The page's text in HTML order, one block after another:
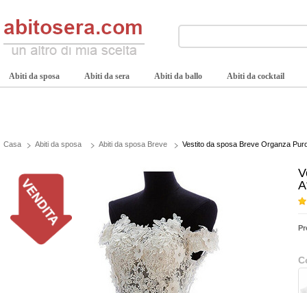
Abiti da sposa Abiti da sera Abiti da ballo Abiti da cocktail
Casa Abiti da sposa Abiti da sposa Breve Vestito da sposa Breve Organza